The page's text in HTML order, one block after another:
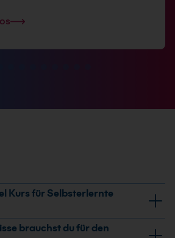
Kurs für Selbsterlernte
an Mitarbeiterinnen und
brauchst du für den